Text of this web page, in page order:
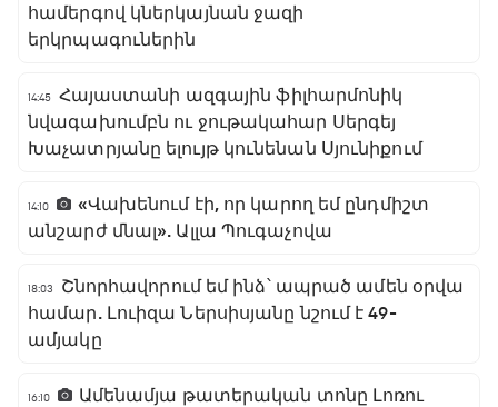
համերգով կներկայնան ջազի
երկրպագուներին
14:45 Հայաստանի ազգային ֆիլհարմոնիկ
նվագախումբն ու ջութակահար Սերգեյ
Խաչատրյանը ելույթ կունենան Սյունիքում
14:10
«Վախենում էի, որ կարող եմ ընդմիշտ
անշարժ մնալ». Ալլա Պուգաչովա
18:03
Շնորհավորում եմ ինձ՝ ապրած ամեն օրվա
համար. Լուիզա Ներսիսյանը նշում է 49-
ամյակը
16:10
Ամենամյա թատերական տոնը Լոռու